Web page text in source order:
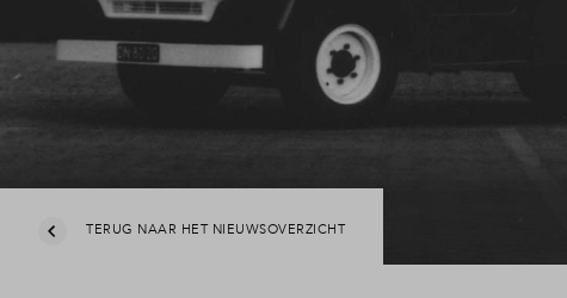
Planning Veelgestelde vragen
Deelauto's op De Caai
Contact
TERUG NAAR HET NIEUWSOVERZICHT